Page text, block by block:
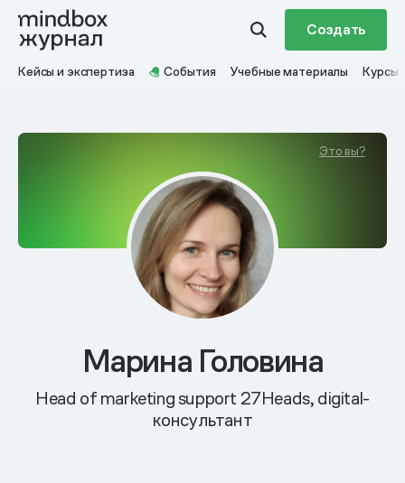
Создать
Кейсы и экспертиза События Учебные материалы Курсы
Это вы?
Марина Головина
Head of marketing support 27Heads, digital-
консультант